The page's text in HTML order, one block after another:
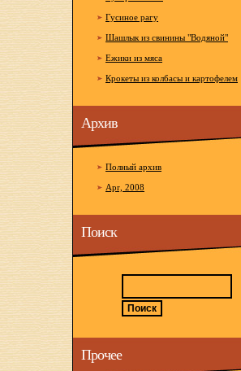
Гусиное рагу
Шашлык из свинины "Водяной"
Ежики из мяса
Крокеты из колбасы и картофелем
Архив
Полный архив
Apr, 2008
Поиск
Прочее